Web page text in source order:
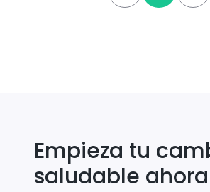
Empieza tu
saludable ahora